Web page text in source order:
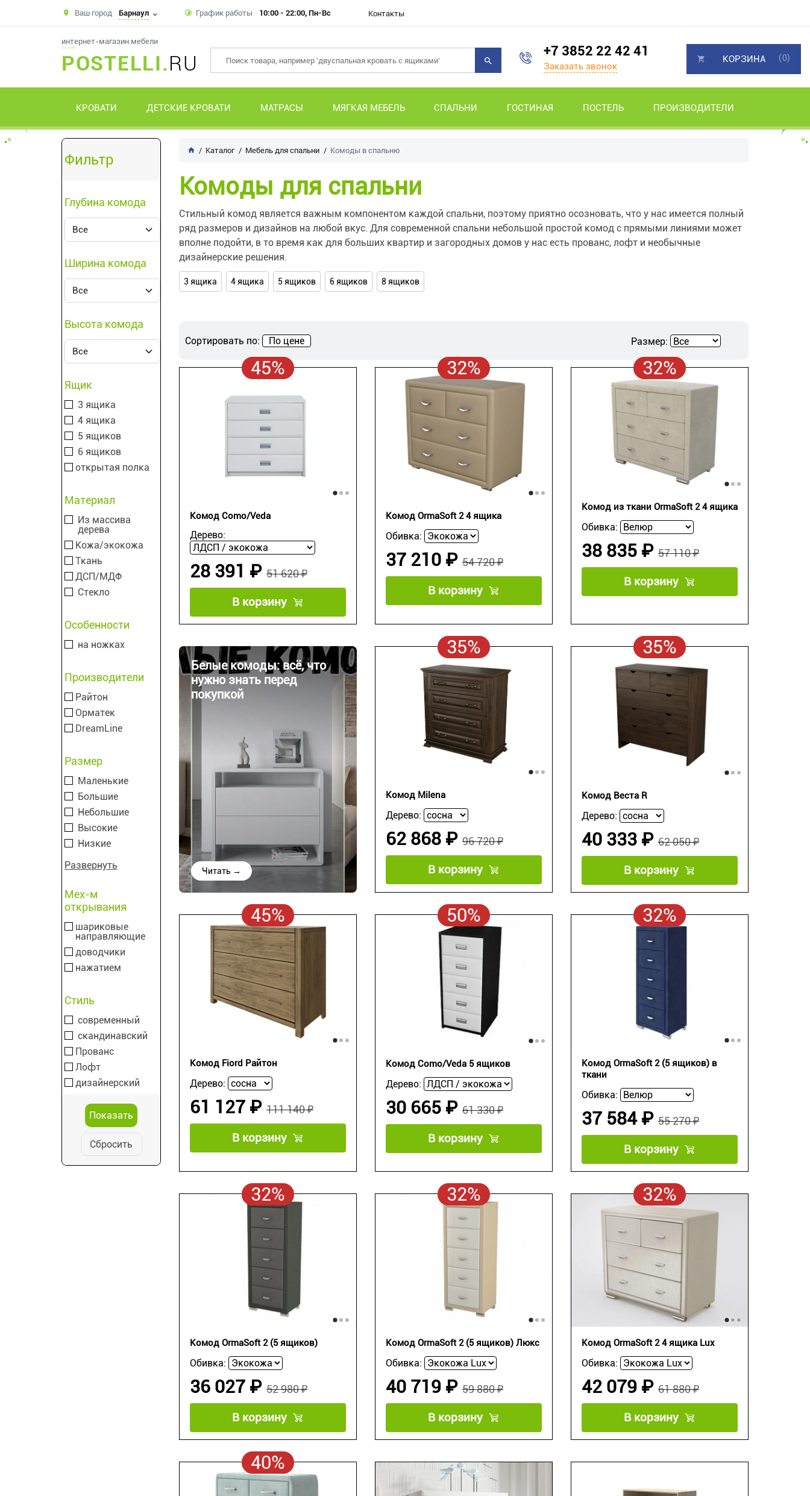
Ваш город Барнаул График работы 10:00 - 22:00, Пн-Вс Контакты
интернет-магазин мебели
POSTELLI.RU
+7 3852 22 42 41
Заказать звонок
КРОВАТИ ДЕТСКИЕ КРОВАТИ МАТРАСЫ МЯГКАЯ МЕБЕЛЬ СПАЛЬНИ ГОСТИНАЯ ПОСТЕЛЬ ПРОИЗВОДИТЕЛИ
КОРЗИНА (0)
Фильтр
Глубина комода
Ширина комода
Высота комода
Ящик
3 ящика
4 ящика
5 ящиков
6 ящиков
открытая полка
Материал
Из массива
дерева
Кожа/экокожа
Ткань
ДСП/МДФ
Стекло
Особенности
на ножках
Производители
Райтон
Орматек
DreamLine
Размер
Маленькие
Большие
Небольшие
Высокие
Низкие
Развернуть
Мех-м
открывания
шариковые
направляющие
доводчики
нажатием
Стиль
современный
скандинавский
Прованс
Лофт
дизайнерский
Сбросить
Каталог Мебель для спальни Комоды в спальню
Комоды для спальни
Стильный комод является важным компонентом каждой спальни, поэтому приятно осозновать, что у нас имеется полный
ряд размеров и дизайнов на любой вкус. Для современной спальни небольшой простой комод с прямыми линиями может
вполне подойти, в то время как для больших квартир и загородных домов у нас есть прованс, лофт и необычные
дизайнерские решения.
3 ящика 4 ящика 5 ящиков 6 ящиков 8 ящиков
Сортировать по: По цене Размер:
45%
Комод Como/Veda
Дерево:
51 620 ₽
28 391 ₽
В корзину
32%
Комод OrmaSoft 2 4 ящика
Обивка:
54 720 ₽
37 210 ₽
В корзину
32%
Комод из ткани OrmaSoft 2 4 ящика
Обивка:
57 110 ₽
38 835 ₽
В корзину
Белые комоды: всё, что
нужно знать перед
покупкой
Читать →
35%
Комод Milena
Дерево:
96 720 ₽
62 868 ₽
В корзину
35%
Комод Веста R
Дерево:
62 050 ₽
40 333 ₽
В корзину
45%
Комод Fiord Райтон
Дерево:
111 140 ₽
61 127 ₽
В корзину
50%
Комод Como/Veda 5 ящиков
Дерево:
61 330 ₽
30 665 ₽
В корзину
32%
Комод OrmaSoft 2 (5 ящиков) в
ткани
Обивка:
55 270 ₽
37 584 ₽
В корзину
32%
Комод OrmaSoft 2 (5 ящиков)
Обивка:
52 980 ₽
36 027 ₽
В корзину
32%
Комод OrmaSoft 2 (5 ящиков) Люкс
Обивка:
59 880 ₽
40 719 ₽
В корзину
32%
Комод OrmaSoft 2 4 ящика Lux
Обивка:
61 880 ₽
42 079 ₽
В корзину
40%